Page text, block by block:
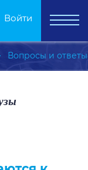
Войти
Вопросы и ответы